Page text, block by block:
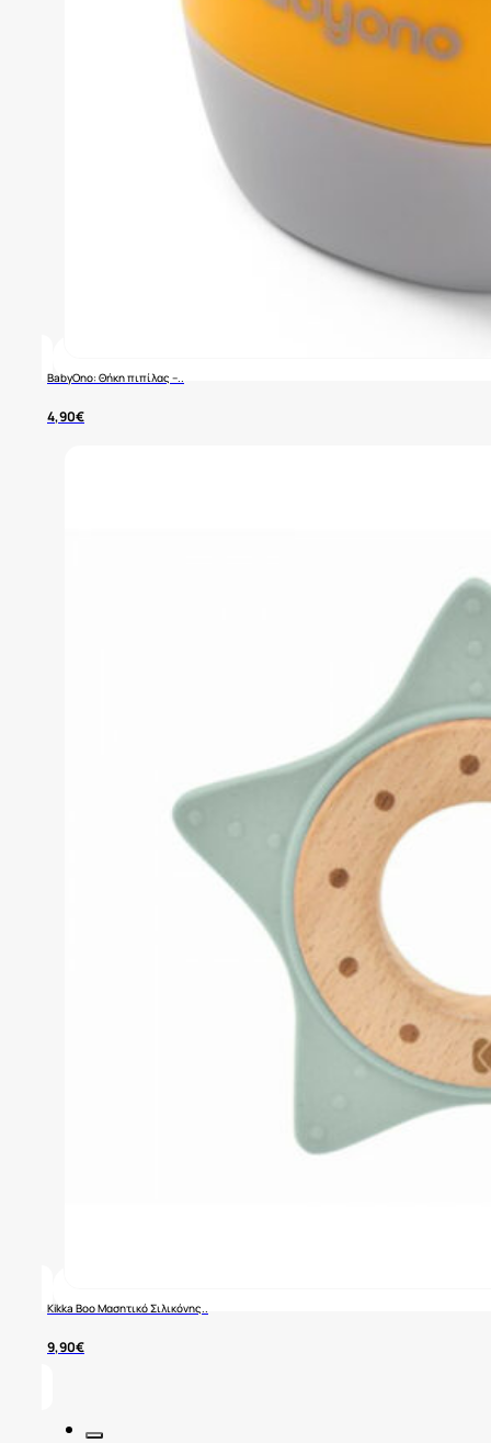
BabyOno: Θήκη πιπίλας –..
4,90€
Kikka Boo Μασητικό Σιλικόνης..
9,90€